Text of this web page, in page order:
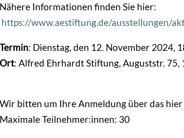
Nähere Informationen finden Sie hier:
https://www.aestiftung.de/ausstellungen/
Termin: Dienstag, den 12. November 2024,
Ort: Alfred Ehrhardt Stiftung, Auguststr. 75,
Wir bitten um Ihre Anmeldung über das
Maximale Teilnehmer:innen: 30